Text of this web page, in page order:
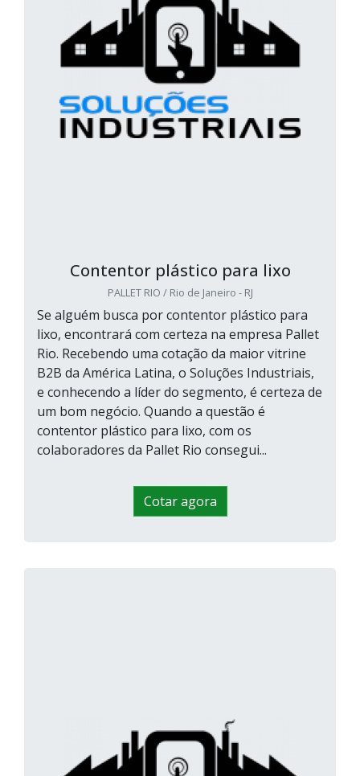
Contentor plástico para lixo
PALLET RIO / Rio de Janeiro - RJ
Se alguém busca por contentor plástico para
lixo, encontrará com certeza na empresa Pallet
Rio. Recebendo uma cotação da maior vitrine
B2B da América Latina, o Soluções Industriais,
e conhecendo a líder do segmento, é certeza de
um bom negócio. Quando a questão é
contentor plástico para lixo, com os
colaboradores da Pallet Rio consegui...
Cotar agora